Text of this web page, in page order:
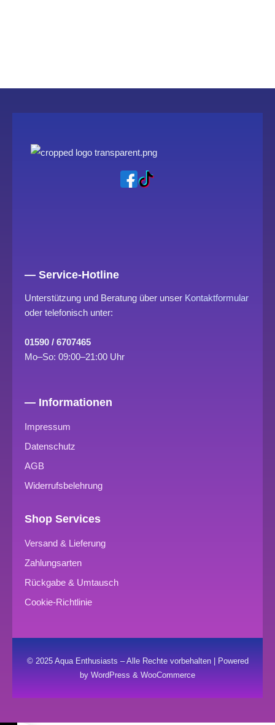
— Service-Hotline
Unterstützung und Beratung über unser Kontaktformular
oder telefonisch unter:
01590 / 6707465
Mo–So: 09:00–21:00 Uhr
— Informationen
Impressum
Datenschutz
AGB
Widerrufsbelehrung
Shop Services
Versand & Lieferung
Zahlungsarten
Rückgabe & Umtausch
Cookie-Richtlinie
© 2025 Aqua Enthusiasts – Alle Rechte vorbehalten | Powered
by WordPress & WooCommerce